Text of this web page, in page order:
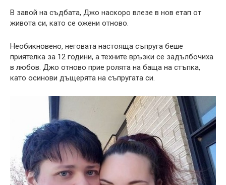
В завой на съдбата, Джо наскоро влезе в нов етап от
живота си, като се ожени отново.
Необикновено, неговата настояща съпруга беше
приятелка за 12 години, а техните връзки се задълбочиха
в любов. Джо отново прие ролята на баща на стъпка,
като осинови дъщерята на съпругата си.